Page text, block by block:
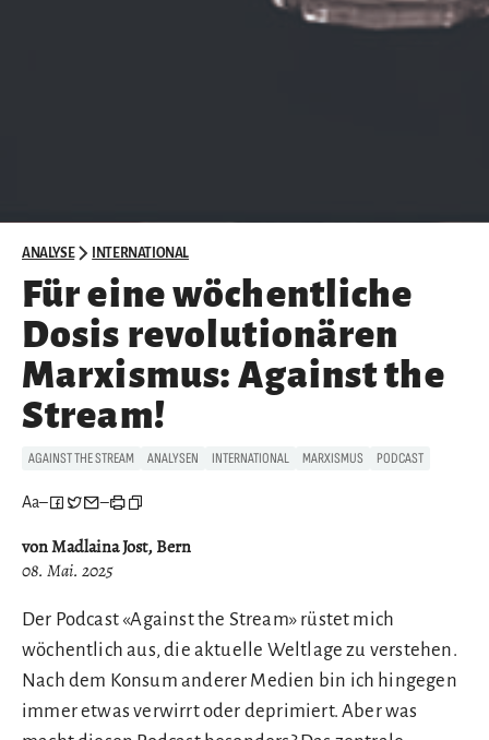
ANALYSE INTERNATIONAL
Für eine wöchentliche
Dosis revolutionären
Marxismus: Against the
Stream!
AGAINST THE STREAM ANALYSEN INTERNATIONAL MARXISMUS PODCAST
Aa– –
von Madlaina Jost, Bern
08. Mai. 2025
Der Podcast «Against the Stream» rüstet mich
wöchentlich aus, die aktuelle Weltlage zu verstehen.
Nach dem Konsum anderer Medien bin ich hingegen
immer etwas verwirrt oder deprimiert. Aber was